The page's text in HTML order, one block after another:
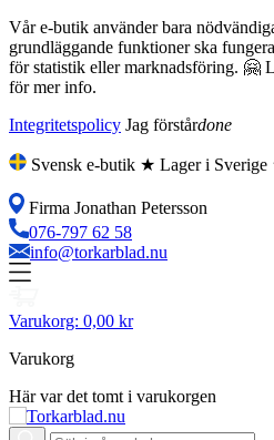
Vår e-butik använder bara
grundläggande funktioner ska
för statistik eller marknadsföring. 🤗
för mer info.
Integritetspolicy Jag förstårdone
Svensk e-butik ★ Lager i
Firma Jonathan Petersson
076-797 62 58
info@torkarblad.nu
Varukorg: 0,00 kr
Varukorg
Här var det tomt i varukorgen